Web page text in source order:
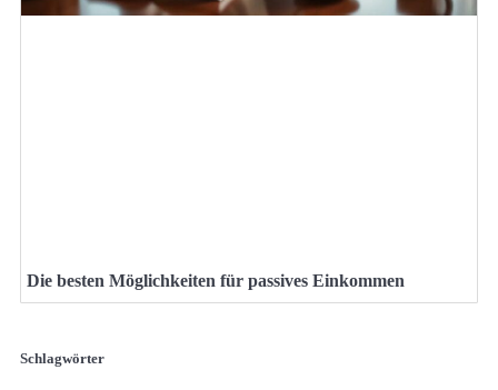
Die besten Möglichkeiten für passives Einkommen
Schlagwörter